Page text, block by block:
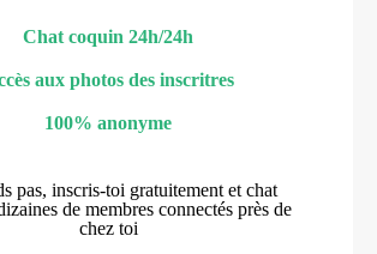
Chat coquin 24h/24h
aux photos des inscritres
100% anonyme
pas, inscris-toi gratuitement et chat
de membres connectés près de
chez toi